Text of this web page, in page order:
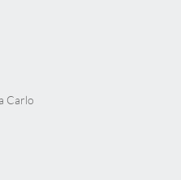
Carlo